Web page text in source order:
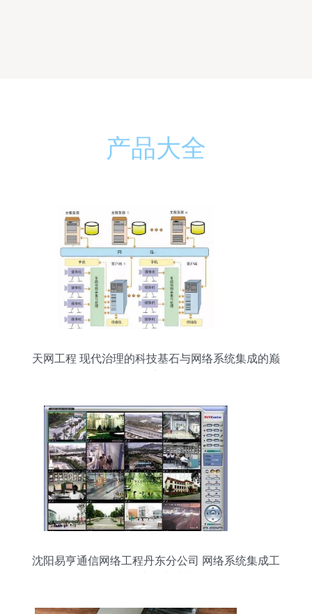
产品大全
天网工程 现代治理的科技基石与网络系统集成的巅
沈阳易亨通信网络工程丹东分公司 网络系统集成工